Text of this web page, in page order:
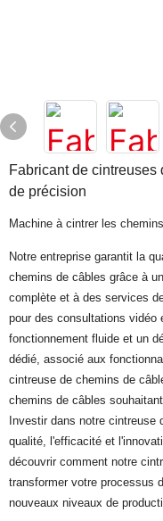
Fabricant de
de précision
Machine à cintrer les
Notre entreprise garantit la
chemins de câbles grâce à
complète et à des services
pour des consultations vidéo
fonctionnement fluide et un
dédié, associé aux
cintreuse de chemins de
chemins de câbles
Investir dans notre
qualité, l'efficacité et
découvrir comment notre
transformer votre processus
nouveaux niveaux de